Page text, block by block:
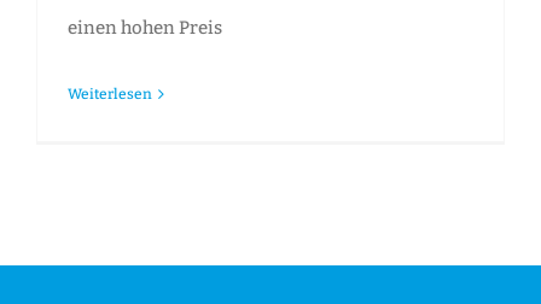
einen hohen Preis
Weiterlesen